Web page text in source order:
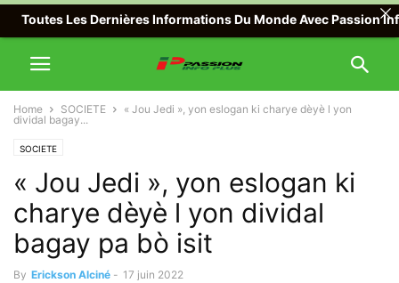
Home SOCIETE
« Jou Jedi », yon eslogan ki charye dèyè l yon
dividal bagay...
SOCIETE
« Jou Jedi », yon eslogan ki
charye dèyè l yon dividal
bagay pa bò isit
By Erickson Alciné - 17 juin 2022
Les Dernières Informations Du Monde Avec Passion Info